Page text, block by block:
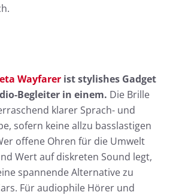
Wayfarer ist stylishes Gadget
Begleiter in einem. Die Brille
klarer Sprach- und
sofern keine allzu basslastigen
offene Ohren für die Umwelt
Wert auf diskreten Sound legt,
spannende Alternative zu
Für audiophile Hörer und